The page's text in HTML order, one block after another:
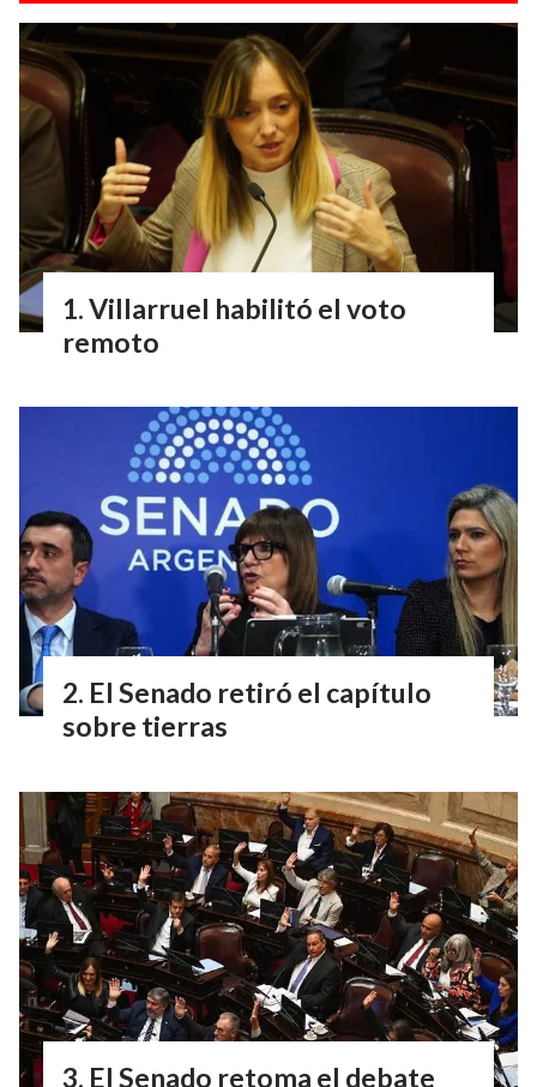
Villarruel habilitó el voto
remoto
El Senado retiró el capítulo
sobre tierras
El Senado retoma el debate